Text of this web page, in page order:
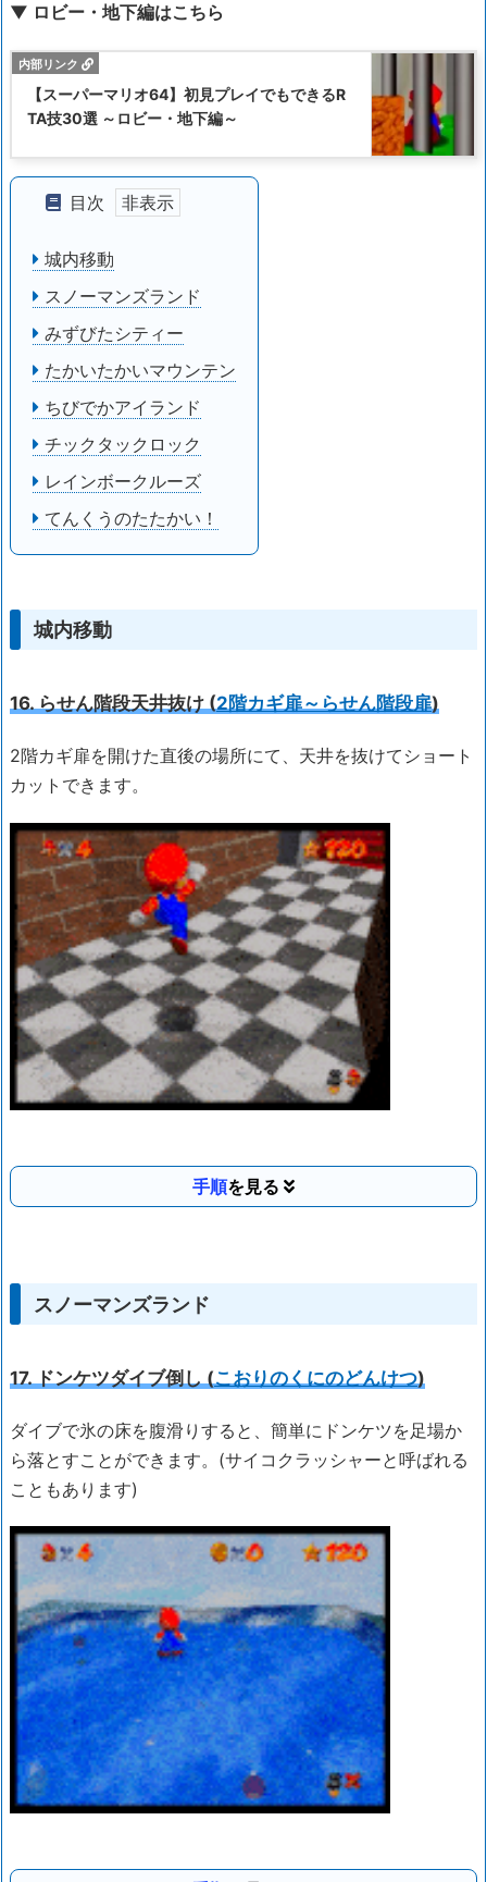
▼ ロビー・地下編はこちら
【スーパーマリオ64】初見プレイでもできるR
TA技30選 ～ロビー・地下編～
目次
城内移動
スノーマンズランド
みずびたシティー
たかいたかいマウンテン
ちびでかアイランド
チックタックロック
レインボークルーズ
てんくうのたたかい！
城内移動
16. らせん階段天井抜け (2階カギ扉～らせん階段扉)
2階カギ扉を開けた直後の場所にて、天井を抜けてショート
カットできます。
手順
スノーマンズランド
17. ドンケツダイブ倒し (こおりのくにのどんけつ)
ダイブで氷の床を腹滑りすると、簡単にドンケツを足場か
ら落とすことができます。(サイコクラッシャーと呼ばれる
こともあります)